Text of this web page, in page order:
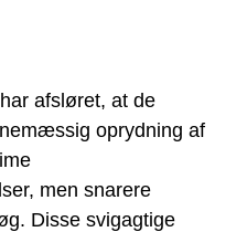
afsløret, at de
oprydning af
men snarere
Disse svigagtige